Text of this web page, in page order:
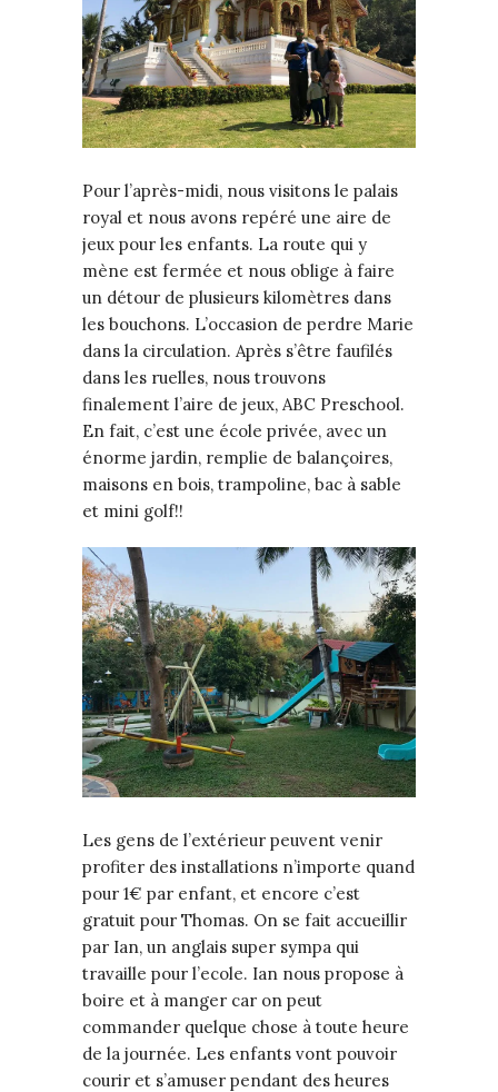
Pour l’après-midi, nous visitons le palais
royal et nous avons repéré une aire de
jeux pour les enfants. La route qui y
mène est fermée et nous oblige à faire
un détour de plusieurs kilomètres dans
les bouchons. L’occasion de perdre Marie
dans la circulation. Après s’être faufilés
dans les ruelles, nous trouvons
finalement l’aire de jeux, ABC Preschool.
En fait, c’est une école privée, avec un
énorme jardin, remplie de balançoires,
maisons en bois, trampoline, bac à sable
et mini golf!!
Les gens de l’extérieur peuvent venir
profiter des installations n’importe quand
pour 1€ par enfant, et encore c’est
gratuit pour Thomas. On se fait accueillir
par Ian, un anglais super sympa qui
travaille pour l’ecole. Ian nous propose à
boire et à manger car on peut
commander quelque chose à toute heure
de la journée. Les enfants vont pouvoir
courir et s’amuser pendant des heures